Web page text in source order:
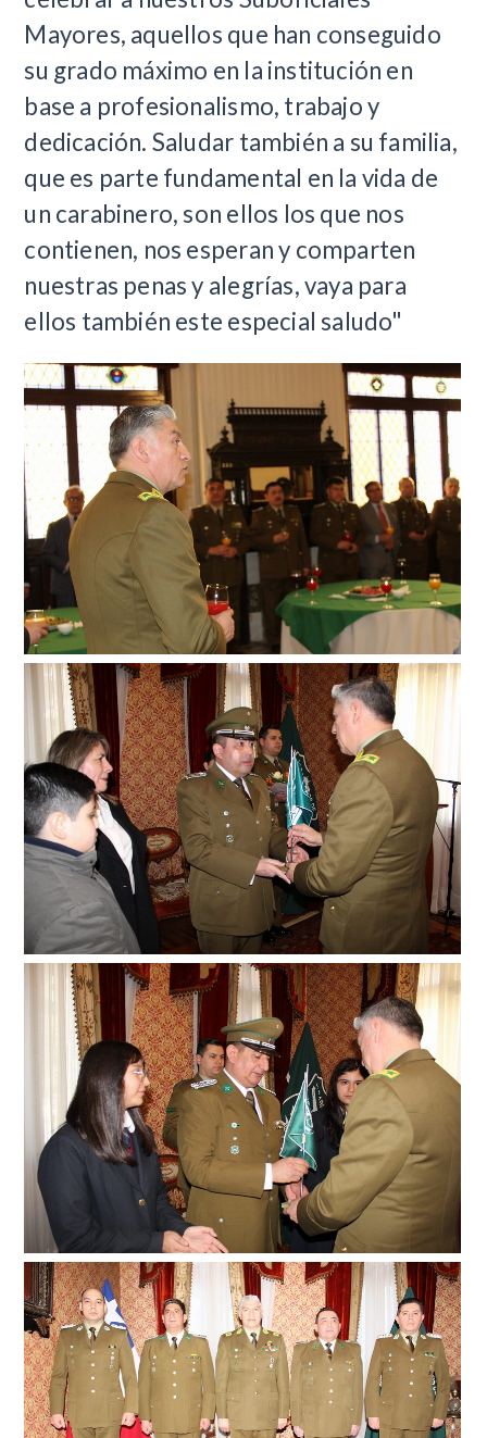
Mayores, aquellos que han conseguido
su grado máximo en la institución en
base a profesionalismo, trabajo y
dedicación. Saludar también a su familia,
que es parte fundamental en la vida de
un carabinero, son ellos los que nos
contienen, nos esperan y comparten
nuestras penas y alegrías, vaya para
ellos también este especial saludo"